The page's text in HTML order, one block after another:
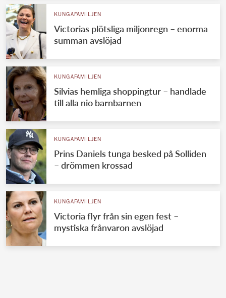
KUNGAFAMILJEN
Victorias plötsliga miljonregn – enorma
summan avslöjad
KUNGAFAMILJEN
Silvias hemliga shoppingtur – handlade
till alla nio barnbarnen
KUNGAFAMILJEN
Prins Daniels tunga besked på Solliden
– drömmen krossad
KUNGAFAMILJEN
Victoria flyr från sin egen fest –
mystiska frånvaron avslöjad